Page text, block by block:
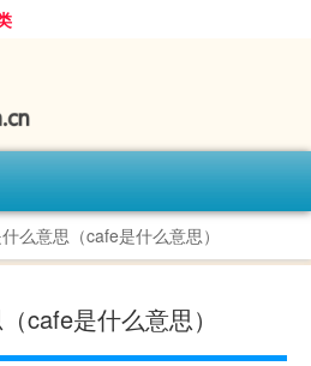
么意思（cafe是什么意思）
cafe是什么意思）